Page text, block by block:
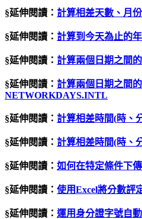
§延伸閱讀： 計算相差天數、月
§延伸閱讀： 計算到今天為止的
§延伸閱讀： 計算兩個日期之間
§延伸閱讀： 計算兩個日期之間
NETWORKDAYS.INTL
§延伸閱讀： 計算相差時間(時、
§延伸閱讀： 計算相差時間(時、
§延伸閱讀： 如何在特定條件下
§延伸閱讀： 使用Excel將分數評
§延伸閱讀： 運用身分證字號自